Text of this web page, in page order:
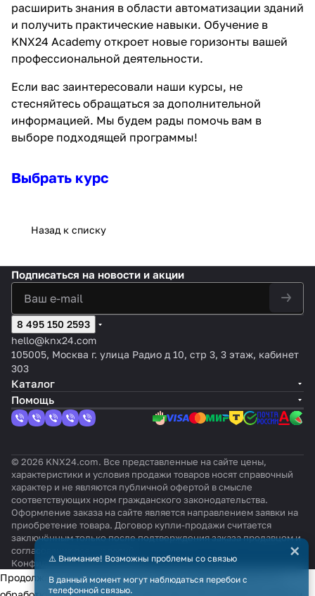
расширить знания в области автоматизации зданий
и получить практические навыки. Обучение в
KNX24 Academy откроет новые горизонты вашей
профессиональной деятельности.
Если вас заинтересовали наши курсы, не
стесняйтесь обращаться за дополнительной
информацией. Мы будем рады помочь вам в
выборе подходящей программы!
Выбрать курс
Назад к списку
Подписаться на новости и акции
8 495 150 2593
hello@knx24.com
105005, Москва г. улица Радио д 10, стр 3, 3 этаж, кабинет
303
Каталог
Помощь
© 2026 KNX24.com. Все представленные на сайте цены,
характеристики и условия продажи товаров носят справочный
характер и не являются публичной офертой в смысле
соответствующих норм гражданского законодательства.
Оформление заказа на сайте является направлением заявки на
приобретение товара. Договор купли-продажи считается
заключённым только после подтверждения заказа продавцом и
согласования всех условий.
КонфиденциальностьОферта
⚠️ Внимание! Возможны проблемы со связью
В данный момент могут наблюдаться перебои с
телефонной связью.
×
Продолжая использовать наш сайт, вы даёте согласие на